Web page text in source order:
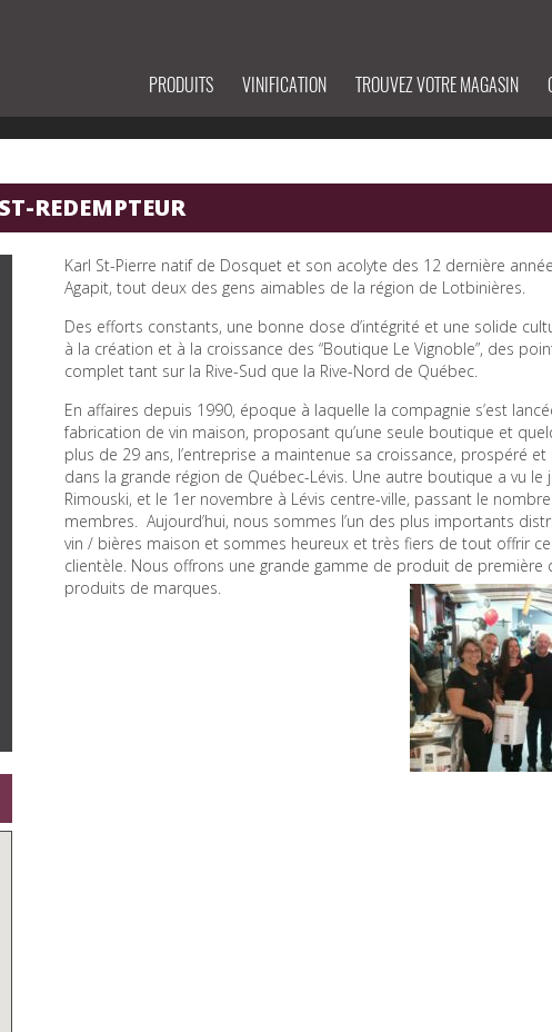
PRODUITS VINIFICATION TROUVEZ VOTRE MAGASIN
REDEMPTEUR
Karl St-Pierre natif de Dosquet et son acolyte des 12 dernière
Agapit, tout deux des gens aimables de la région de Lotbinières.
Des efforts constants, une bonne dose d’intégrité et une solide
à la création et à la croissance des “Boutique Le Vignoble”, des
complet tant sur la Rive-Sud que la Rive-Nord de Québec.
En affaires depuis 1990, époque à laquelle la compagnie s’est
fabrication de vin maison, proposant qu’une seule boutique et
plus de 29 ans, l’entreprise a maintenue sa croissance, prospéré
dans la grande région de Québec-Lévis. Une autre boutique a vu le
Rimouski, et le 1er novembre à Lévis centre-ville, passant le
membres. Aujourd’hui, nous sommes l’un des plus importants
vin / bières maison et sommes heureux et très fiers de tout offrir
clientèle. Nous offrons une grande gamme de produit de première
produits de marques.